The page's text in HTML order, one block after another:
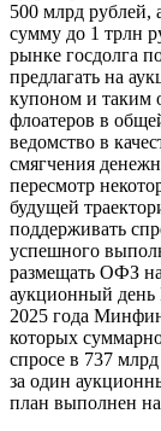
500 млрд рублей,
сумму до 1 трлн
рынке госдолга
предлагать на
купоном и таким
флоатеров в
ведомство в
смягчения
пересмотр
будущей
поддерживать
успешного
размещать ОФЗ
аукционный день
2025 года
которых
спросе в 737
за один
план выполнен